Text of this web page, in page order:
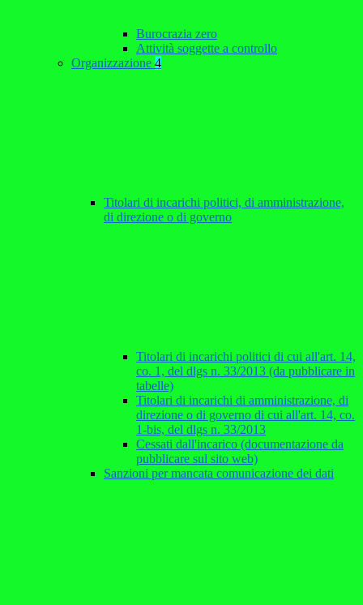
Burocrazia zero
Attività soggette a controllo
Organizzazione 4
Titolari di incarichi politici, di amministrazione,
di direzione o di governo
Titolari di incarichi politici di cui all'art. 14,
co. 1, del dlgs n. 33/2013 (da pubblicare in
tabelle)
Titolari di incarichi di amministrazione, di
direzione o di governo di cui all'art. 14, co.
1-bis, del dlgs n. 33/2013
Cessati dall'incarico (documentazione da
pubblicare sul sito web)
Sanzioni per mancata comunicazione dei dati